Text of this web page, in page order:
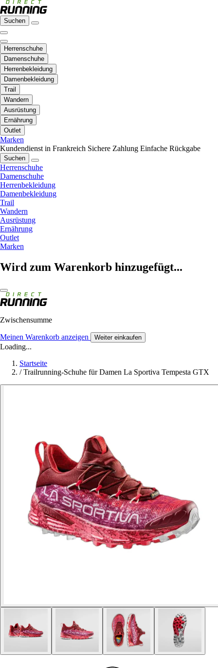
Suchen
Herrenschuhe
Damenschuhe
Herrenbekleidung
Damenbekleidung
Trail
Wandern
Ausrüstung
Ernährung
Outlet
Marken
Kundendienst in Frankreich Sichere Zahlung Einfache Rückgabe
Suchen
Herrenschuhe
Damenschuhe
Herrenbekleidung
Damenbekleidung
Trail
Wandern
Ausrüstung
Ernährung
Outlet
Marken
Wird zum Warenkorb hinzugefügt...
Zwischensumme
Meinen Warenkorb anzeigen Weiter einkaufen
Loading...
Startseite
/ Trailrunning-Schuhe für Damen La Sportiva Tempesta GTX